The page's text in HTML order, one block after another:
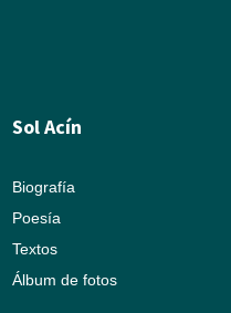
Sol Acín
Biografía
Poesía
Textos
Álbum de fotos